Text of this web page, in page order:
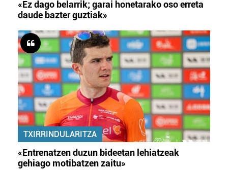
«Ez dago belarrik; garai honetarako oso erreta
daude bazter guztiak»
TXIRRINDULARITZA
«Entrenatzen duzun bideetan lehiatzeak
gehiago motibatzen zaitu»